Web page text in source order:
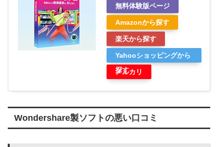
無料体験版ページ
Amazonから探す
楽天から探す
Yahooショッピングから
探す
メルカリ
Wondershare製ソフトの悪い口コミ